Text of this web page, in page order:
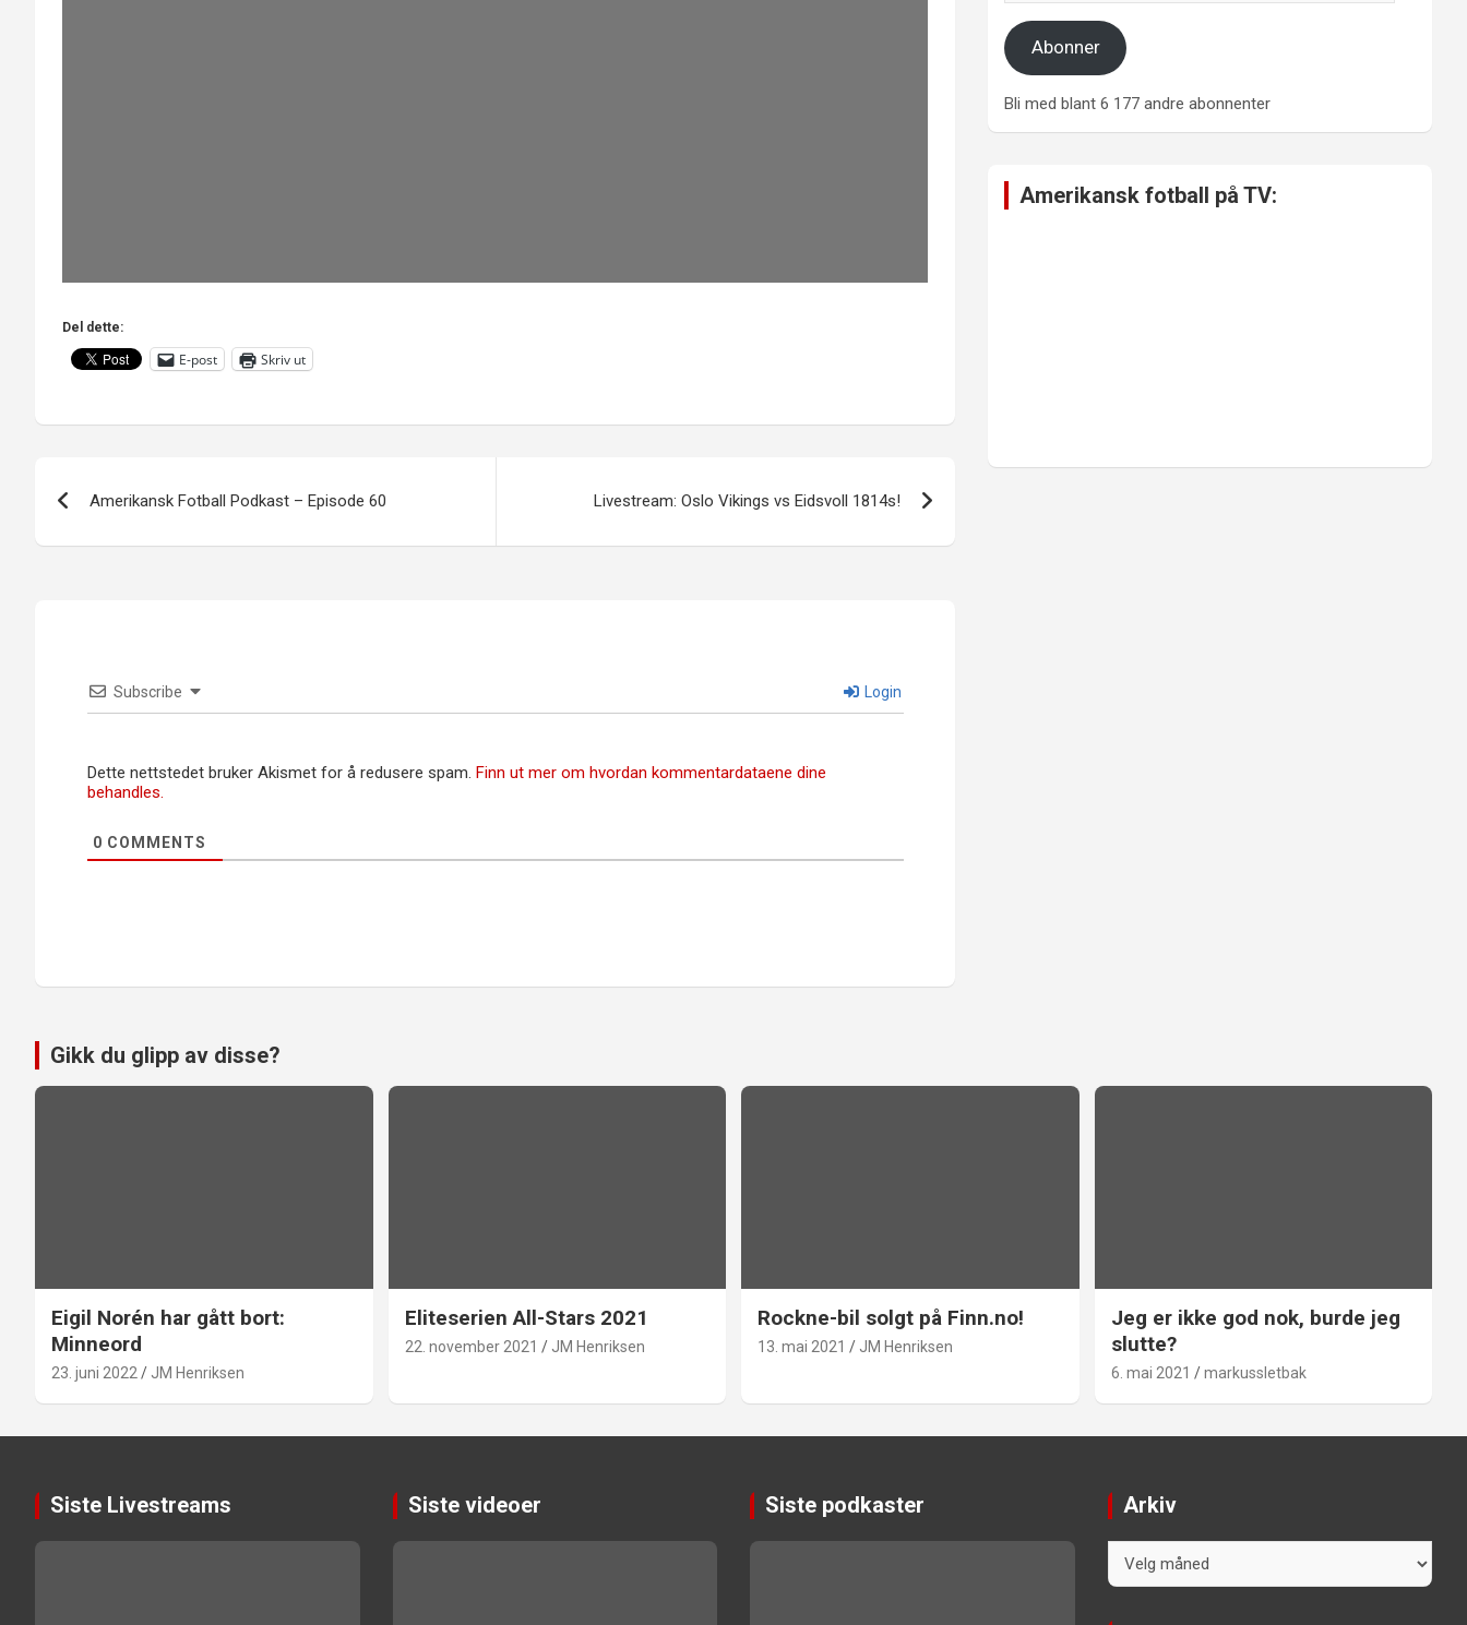
Del dette:
E-post Skriv ut
Amerikansk Fotball Podkast – Episode 60 Livestream: Oslo Vikings vs Eidsvoll 1814s!
Subscribe Login
Dette nettstedet bruker Akismet for å redusere spam. Finn ut mer om hvordan kommentardataene dine
behandles.
0 COMMENTS
Abonner
Bli med blant 6 177 andre abonnenter
Amerikansk fotball på TV:
Gikk du glipp av disse?
Eigil Norén har gått bort:
Minneord
23. juni 2022 JM Henriksen
Eliteserien All-Stars 2021
22. november 2021 JM Henriksen
Rockne-bil solgt på Finn.no!
13. mai 2021 JM Henriksen
Jeg er ikke god nok, burde jeg
slutte?
6. mai 2021 markussletbak
Siste Livestreams Siste videoer Siste podkaster Arkiv